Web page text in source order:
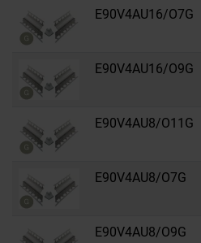
E90V4AU16/O7G
E90V4AU16/O9G
E90V4AU8/O11G
E90V4AU8/O7G
E90V4AU8/O9G